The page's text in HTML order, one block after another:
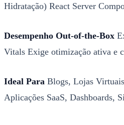
Hidratação) React Server
Desempenho Out-of-the-Box
Vitals Exige otimização ativa e
Ideal Para Blogs, Lojas
Aplicações SaaS, Dashboards,